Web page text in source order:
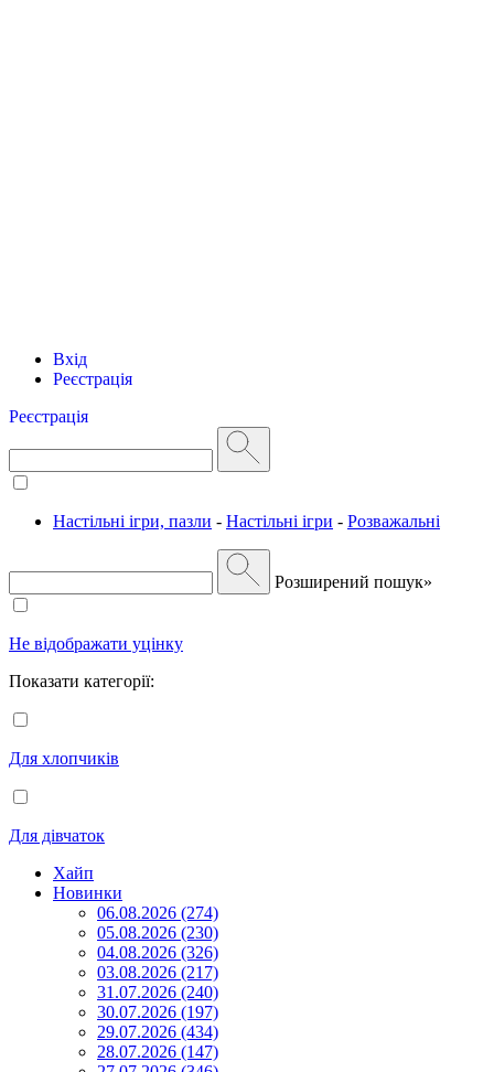
Вхід
Реєстрація
Реєстрація
Настільні ігри, пазли - Настільні ігри - Розважальні
Розширений пошук»
Не відображати уцінку
Показати категорії:
Для хлопчиків
Для дівчаток
Хайп
Новинки
06.08.2026 (274)
05.08.2026 (230)
04.08.2026 (326)
03.08.2026 (217)
31.07.2026 (240)
30.07.2026 (197)
29.07.2026 (434)
28.07.2026 (147)